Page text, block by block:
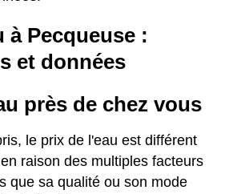
à Pecqueuse :
et données
près de chez vous
le prix de l'eau est différent
raison des multiples facteurs
que sa qualité ou son mode